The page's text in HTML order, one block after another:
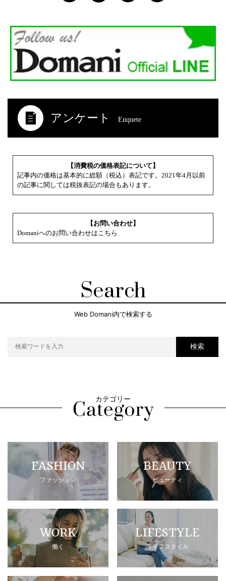
アンケート Enquete
【消費税の価格表記について】
記事内の価格は基本的に総額（税込）表記です。2021年4月以前
の記事に関しては税抜表記の場合もあります。
【お問い合わせ】
Domaniへのお問い合わせはこちら
Search
Web Domani内で検索する
検索
カテゴリー
FASHION
ファッション
BEAUTY
ビューティ
WORK
働く
LIFESTYLE
ライフスタイル